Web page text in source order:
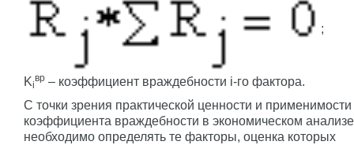
;
Ki
вр – коэффициент враждебности i-го фактора.
С точки зрения практической ценности и применимости
коэффициента враждебности в экономическом анализе
необходимо определять те факторы, оценка которых